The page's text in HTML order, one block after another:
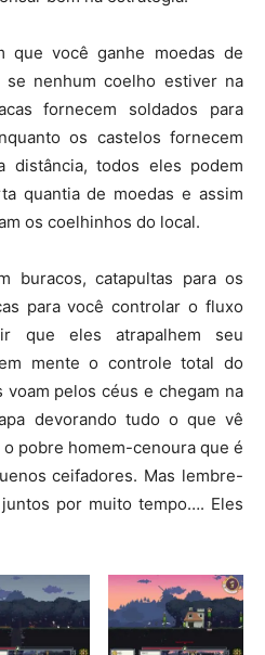
que você ganhe moedas de
nenhum coelho estiver na
fornecem soldados para
os castelos fornecem
distância, todos eles podem
quantia de moedas e assim
os coelhinhos do local.
buracos, catapultas para os
para você controlar o fluxo
que eles atrapalhem seu
mente o controle total do
voam pelos céus e chegam na
devorando tudo o que vê
pobre homem-cenoura que é
ceifadores. Mas lembre-
por muito tempo…. Eles